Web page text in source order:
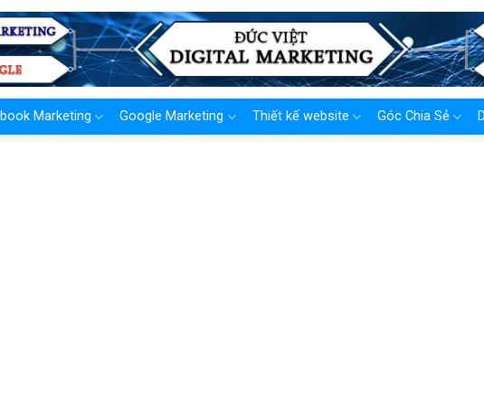
Marketing Google Marketing Thiết kế website Góc Chia Sẻ